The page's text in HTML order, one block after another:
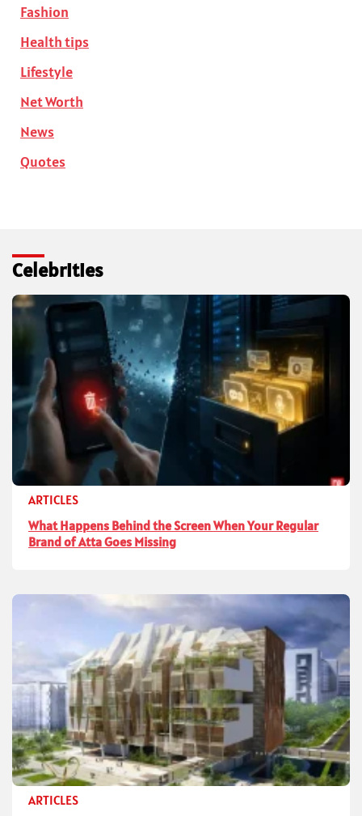
Fashion
Health tips
Lifestyle
Net Worth
News
Quotes
Celebrities
ARTICLES
What Happens Behind the Screen When Your Regular
Brand of Atta Goes Missing
ARTICLES